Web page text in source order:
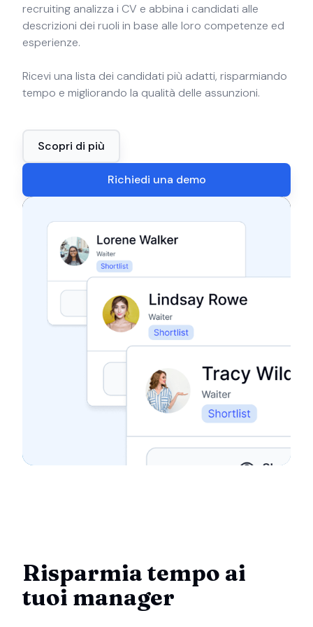
recruiting analizza i CV e abbina i candidati alle
descrizioni dei ruoli in base alle loro competenze ed
esperienze.
Ricevi una lista dei candidati più adatti, risparmiando
tempo e migliorando la qualità delle assunzioni.
Scopri di più
Richiedi una demo
Risparmia tempo ai
tuoi manager